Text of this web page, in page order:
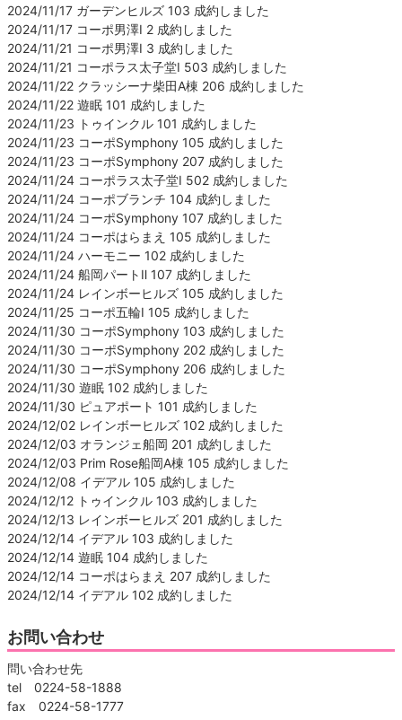
2024/11/17 ガーデンヒルズ 103 成約しました
2024/11/17 コーポ男澤Ⅰ 2 成約しました
2024/11/21 コーポ男澤Ⅰ 3 成約しました
2024/11/21 コーポラス太子堂Ⅰ 503 成約しました
2024/11/22 クラッシーナ柴田A棟 206 成約しました
2024/11/22 遊眠 101 成約しました
2024/11/23 トゥインクル 101 成約しました
2024/11/23 コーポSymphony 105 成約しました
2024/11/23 コーポSymphony 207 成約しました
2024/11/24 コーポラス太子堂Ⅰ 502 成約しました
2024/11/24 コーポブランチ 104 成約しました
2024/11/24 コーポSymphony 107 成約しました
2024/11/24 コーポはらまえ 105 成約しました
2024/11/24 ハーモニー 102 成約しました
2024/11/24 船岡パートⅡ 107 成約しました
2024/11/24 レインボーヒルズ 105 成約しました
2024/11/25 コーポ五輪Ⅰ 105 成約しました
2024/11/30 コーポSymphony 103 成約しました
2024/11/30 コーポSymphony 202 成約しました
2024/11/30 コーポSymphony 206 成約しました
2024/11/30 遊眠 102 成約しました
2024/11/30 ピュアポート 101 成約しました
2024/12/02 レインボーヒルズ 102 成約しました
2024/12/03 オランジェ船岡 201 成約しました
2024/12/03 Prim Rose船岡A棟 105 成約しました
2024/12/08 イデアル 105 成約しました
2024/12/12 トゥインクル 103 成約しました
2024/12/13 レインボーヒルズ 201 成約しました
2024/12/14 イデアル 103 成約しました
2024/12/14 遊眠 104 成約しました
2024/12/14 コーポはらまえ 207 成約しました
2024/12/14 イデアル 102 成約しました
お問い合わせ
問い合わせ先
tel 0224-58-1888
fax 0224-58-1777